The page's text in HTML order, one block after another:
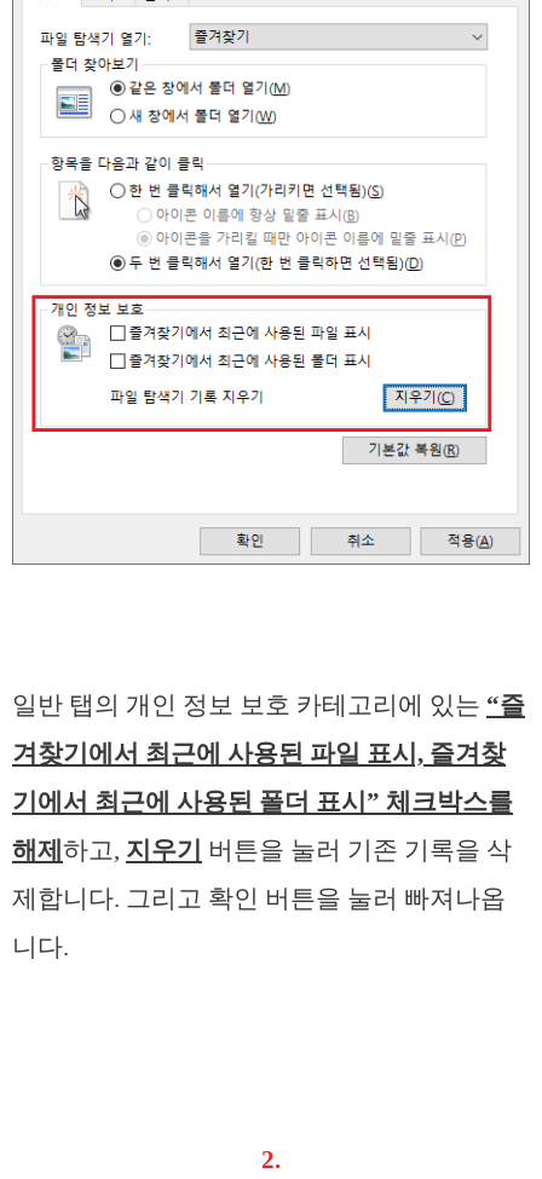
일반 탭의 개인 정보 보호 카테고리에 있는 “즐
겨찾기에서 최근에 사용된 파일 표시, 즐겨찾
기에서 최근에 사용된 폴더 표시” 체크박스를
해제 하고, 지우기
버튼을 눌러 기존 기록을 삭
제합니다. 그리고 확인 버튼을 눌러 빠져나옵
니다.
2.